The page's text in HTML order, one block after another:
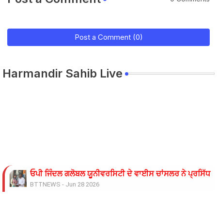
Post a Comment (0)
Harmandir Sahib Live
ਬੇਰੁਜ਼ਗਾਰ ਲਾਈਨਮੈਨਾਂ ’ਤੇ ਲਾਠੀਚਾਰਜ ਖ਼ਿਲਾਫ਼ ਮੁਲਾਜ਼ਮ
BTTNEWS - Jun 08 2026